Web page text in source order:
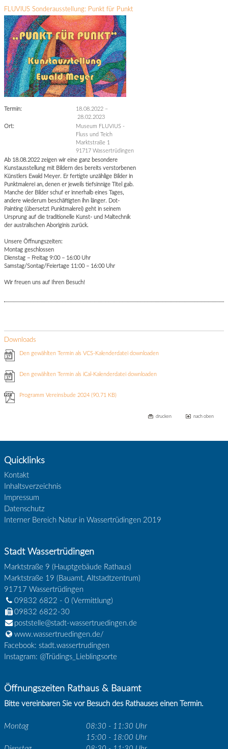
FLUVIUS Sonderausstellung: Punkt für Punkt
Termin: 18.08.2022 –
28.02.2023
Ort:
Museum FLUVIUS -
Fluss und Teich
Marktstraße 1
91717 Wassertrüdingen
Ab 18.08.2022 zeigen wir eine ganz besondere
Kunstausstellung mit Bildern des bereits verstorbenen
Künstlers Ewald Meyer. Er fertigte unzählige Bilder in
Punktmalerei an, denen er jeweils tiefsinnige Titel gab.
Manche der Bilder schuf er innerhalb eines Tages,
andere wiederum beschäftigten ihn länger. Dot-
Painting (übersetzt Punktmalerei) geht in seinem
Ursprung auf die traditionelle Kunst- und Maltechnik
der australischen Aboriginis zurück.
Unsere Öffnungszeiten:
Montag geschlossen
Dienstag – Freitag 9:00 – 16:00 Uhr
Samstag/Sontag/Feiertage 11:00 – 16:00 Uhr
Wir freuen uns auf Ihren Besuch!
Downloads
Den gewählten Termin als VCS-Kalenderdatei downloaden
Den gewählten Termin als iCal-Kalenderdatei downloaden
Programm Vereinsbude 2024(90.71 KB)
drucken nach oben
Quicklinks
Kontakt
Inhaltsverzeichnis
Impressum
Datenschutz
Interner Bereich Natur in Wassertrüdingen 2019
Stadt Wassertrüdingen
Marktstraße 9 (Hauptgebäude Rathaus)
Marktstraße 19 (Bauamt, Altstadtzentrum)
91717 Wassertrüdingen
09832 6822 - 0(Vermittlung)
09832 6822-30
poststelle@stadt-wassertruedingen.de
www.wassertruedingen.de/
Facebook: stadt.wassertrudingen
Instagram: @Trüdings_Lieblingsorte
Öffnungszeiten Rathaus & Bauamt
Bitte vereinbaren Sie vor Besuch des Rathauses einen Termin.
Montag
08:30 - 11:30 Uhr
15:00 - 18:00 Uhr